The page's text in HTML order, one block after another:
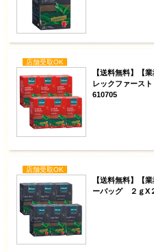
店舗受取OK
【送料無料】【
レックファース
610705
店舗受取OK
【送料無料】【
ーバッグ ２ｇX